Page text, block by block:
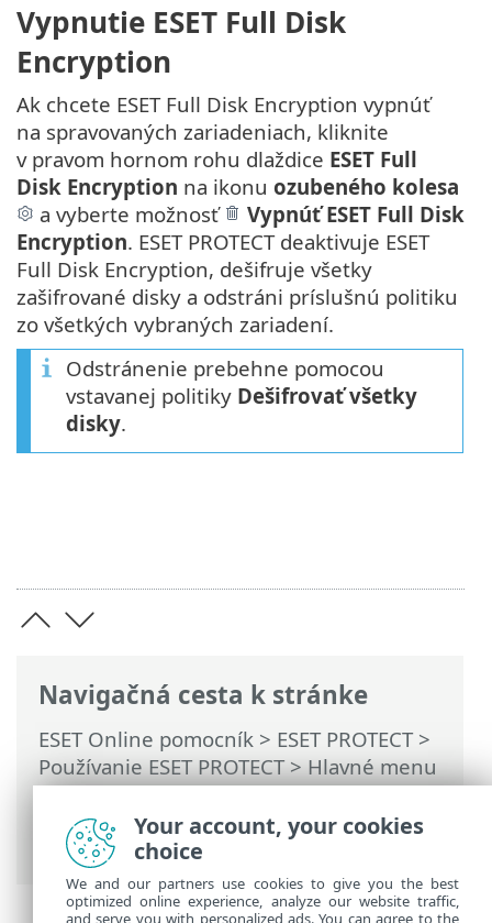
Navigačná cesta k stránke
ESET Online pomocník > ESET PROTECT>
Používanie ESET PROTECT>Hlavné menu
ESET PROTECT>Moduly platformy>
Aktivácia modulu ESET Full Disk
Encryption
Vypnutie ESET Full Disk
Encryption
Ak chcete ESET Full Disk Encryption vypnúť
na spravovaných zariadeniach, kliknite
v pravom hornom rohu dlaždice ESET Full
Disk Encryption na ikonu ozubeného kolesa
a vyberte možnosť
Vypnúť ESET Full Disk
Encryption. ESET PROTECT deaktivuje ESET
Full Disk Encryption, dešifruje všetky
zašifrované disky a odstráni príslušnú politiku
zo všetkých vybraných zariadení.
Odstránenie prebehne pomocou
vstavanej politiky Dešifrovať všetky
disky.
Your account, your cookies
choice
We and our partners use cookies to give you the best
optimized online experience, analyze our website traffic,
and serve you with personalized ads. You can agree to the